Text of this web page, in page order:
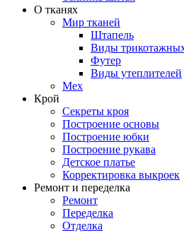
О тканях
Мир тканей
Штапель
Виды
Футер
Виды утеплителей
Мех
Крой
Секреты кроя
Построение основы
Построение юбки
Построение рукава
Детское платье
Корректировка выкроек
Ремонт и переделка
Ремонт
Переделка
Отделка